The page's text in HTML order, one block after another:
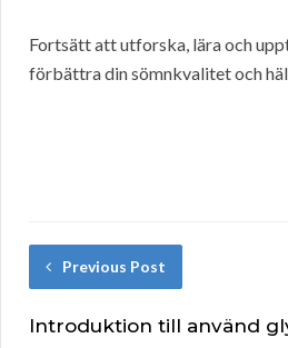
Fortsätt att utforska, lära och
förbättra din sömnkvalitet och
Previous Post
Introduktion till använd